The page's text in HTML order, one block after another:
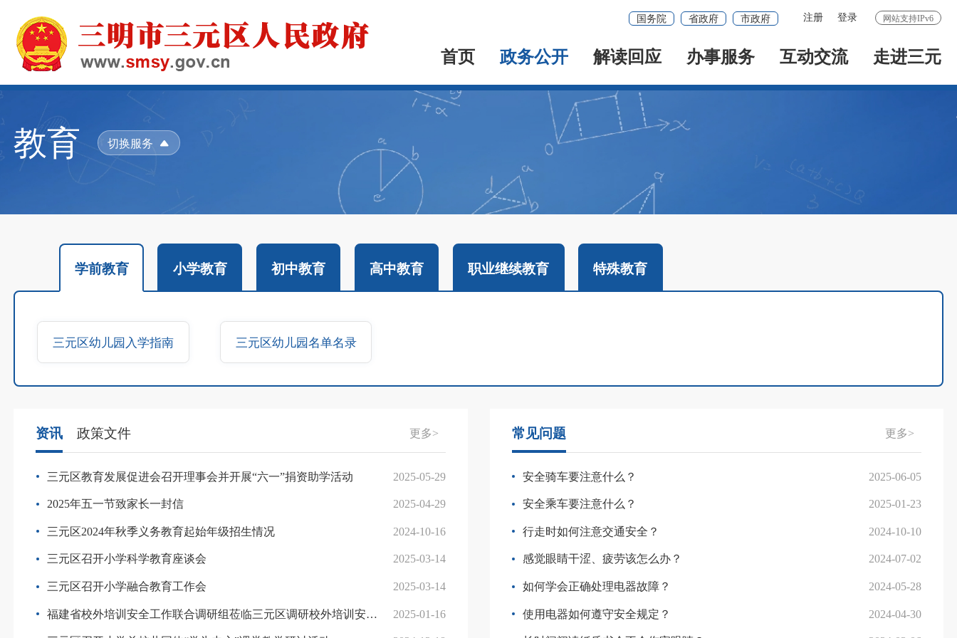
网站支持IPv6
注册 登录
国务院 省政府 市政府
首页 政务公开 解读回应 办事服务 互动交流 走进三元
教育 切换服务
学前教育 小学教育 初中教育 高中教育 职业继续教育 特殊教育
三元区幼儿园入学指南 三元区幼儿园名单名录
资讯 政策文件 更多>
三元区教育发展促进会召开理事会并开展“六一”捐资助学活动 2025-05-29
2025年五一节致家长一封信 2025-04-29
三元区2024年秋季义务教育起始年级招生情况 2024-10-16
三元区召开小学科学教育座谈会 2025-03-14
三元区召开小学融合教育工作会 2025-03-14
福建省校外培训安全工作联合调研组莅临三元区调研校外培训安全工作 2025-01-16
常见问题 更多>
安全骑车要注意什么？ 2025-06-05
安全乘车要注意什么？ 2025-01-23
行走时如何注意交通安全？ 2024-10-10
感觉眼睛干涩、疲劳该怎么办？ 2024-07-02
如何学会正确处理电器故障？ 2024-05-28
使用电器如何遵守安全规定？ 2024-04-30